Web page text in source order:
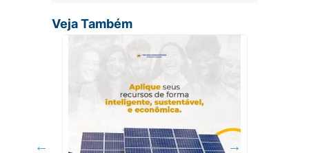
Veja Também